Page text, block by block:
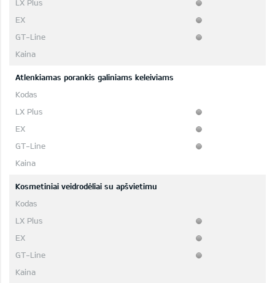
Atlenkiamas porankis galiniams keleiviams
Kosmetiniai veidrodėliai su apšvietimu